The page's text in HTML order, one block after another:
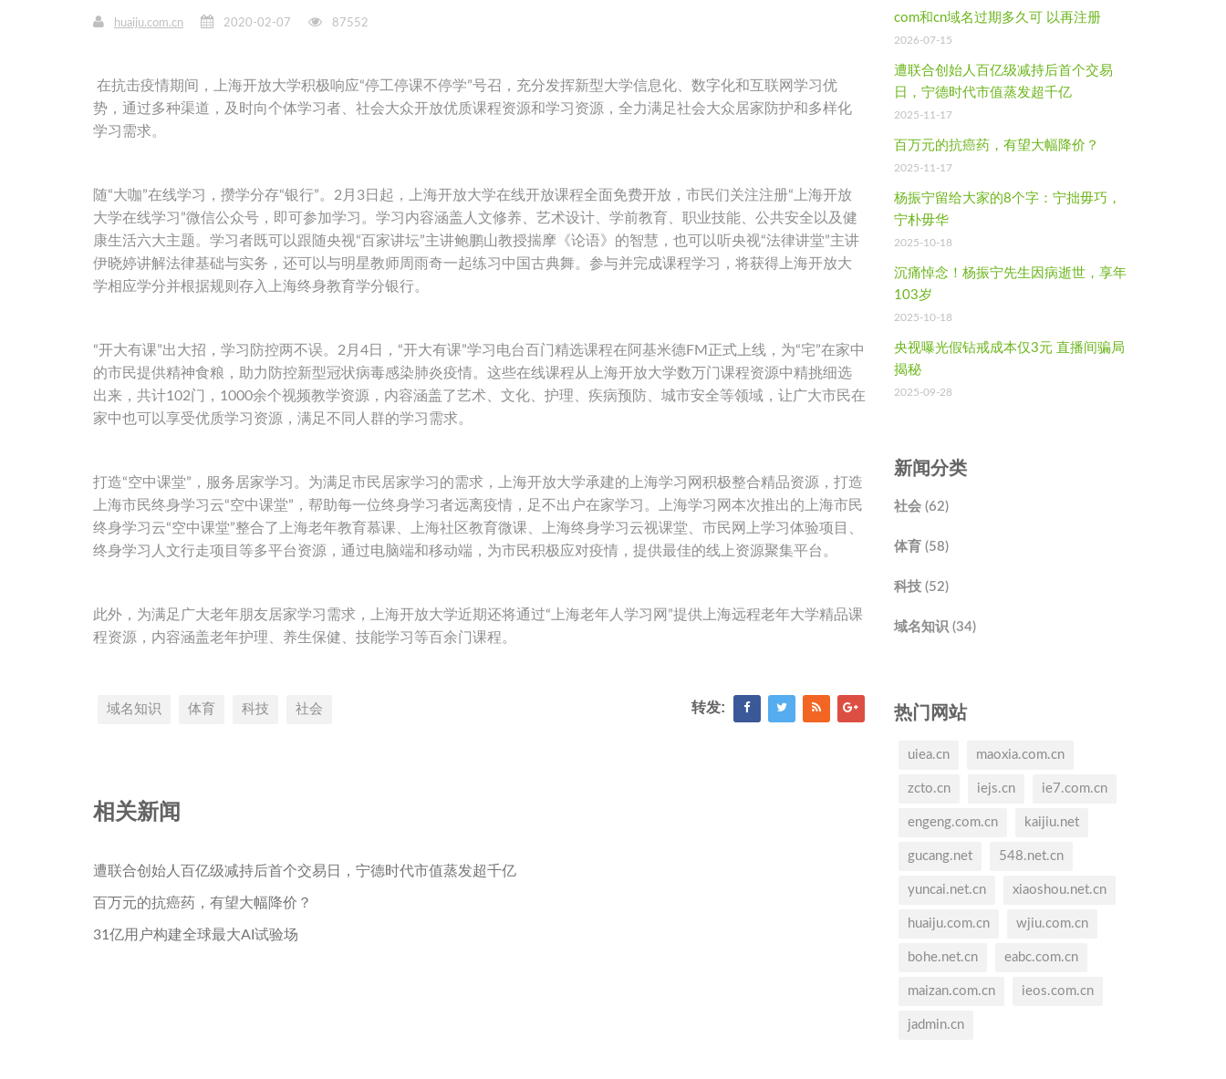
huaiju.com.cn 2020-02-07 87552
在抗击疫情期间，上海开放大学积极响应“停工停课不停学”号召，充分发挥新型大学信息化、数字化和互联网学习优
势，通过多种渠道，及时向个体学习者、社会大众开放优质课程资源和学习资源，全力满足社会大众居家防护和多样化
学习需求。
随“大咖”在线学习，攒学分存“银行”。2月3日起，上海开放大学在线开放课程全面免费开放，市民们关注注册“上海开放
大学在线学习”微信公众号，即可参加学习。学习内容涵盖人文修养、艺术设计、学前教育、职业技能、公共安全以及健
康生活六大主题。学习者既可以跟随央视“百家讲坛”主讲鲍鹏山教授揣摩《论语》的智慧，也可以听央视“法律讲堂”主讲
伊晓婷讲解法律基础与实务，还可以与明星教师周雨奇一起练习中国古典舞。参与并完成课程学习，将获得上海开放大
学相应学分并根据规则存入上海终身教育学分银行。
“开大有课”出大招，学习防控两不误。2月4日，“开大有课”学习电台百门精选课程在阿基米德FM正式上线，为“宅”在家中
的市民提供精神食粮，助力防控新型冠状病毒感染肺炎疫情。这些在线课程从上海开放大学数万门课程资源中精挑细选
出来，共计102门，1000余个视频教学资源，内容涵盖了艺术、文化、护理、疾病预防、城市安全等领域，让广大市民在
家中也可以享受优质学习资源，满足不同人群的学习需求。
打造“空中课堂”，服务居家学习。为满足市民居家学习的需求，上海开放大学承建的上海学习网积极整合精品资源，打造
上海市民终身学习云“空中课堂”，帮助每一位终身学习者远离疫情，足不出户在家学习。上海学习网本次推出的上海市民
终身学习云“空中课堂”整合了上海老年教育慕课、上海社区教育微课、上海终身学习云视课堂、市民网上学习体验项目、
终身学习人文行走项目等多平台资源，通过电脑端和移动端，为市民积极应对疫情，提供最佳的线上资源聚集平台。
此外，为满足广大老年朋友居家学习需求，上海开放大学近期还将通过“上海老年人学习网”提供上海远程老年大学精品课
程资源，内容涵盖老年护理、养生保健、技能学习等百余门课程。
域名知识 体育 科技 社会 转发:
相关新闻
遭联合创始人百亿级减持后首个交易日，宁德时代市值蒸发超千亿
百万元的抗癌药，有望大幅降价？
31亿用户构建全球最大AI试验场
com和cn域名过期多久可 以再注册
2026-07-15
遭联合创始人百亿级减持后首个交易
日，宁德时代市值蒸发超千亿
2025-11-17
百万元的抗癌药，有望大幅降价？
2025-11-17
杨振宁留给大家的8个字：宁拙毋巧，
宁朴毋华
2025-10-18
沉痛悼念！杨振宁先生因病逝世，享年
103岁
2025-10-18
央视曝光假钻戒成本仅3元 直播间骗局
揭秘
2025-09-28
新闻分类
社会 (62)
体育 (58)
科技 (52)
域名知识 (34)
热门网站
uiea.cn maoxia.com.cn
zcto.cn iejs.cn ie7.com.cn
engeng.com.cn kaijiu.net
gucang.net 548.net.cn
yuncai.net.cn xiaoshou.net.cn
huaiju.com.cn wjiu.com.cn
bohe.net.cn eabc.com.cn
maizan.com.cn ieos.com.cn
jadmin.cn